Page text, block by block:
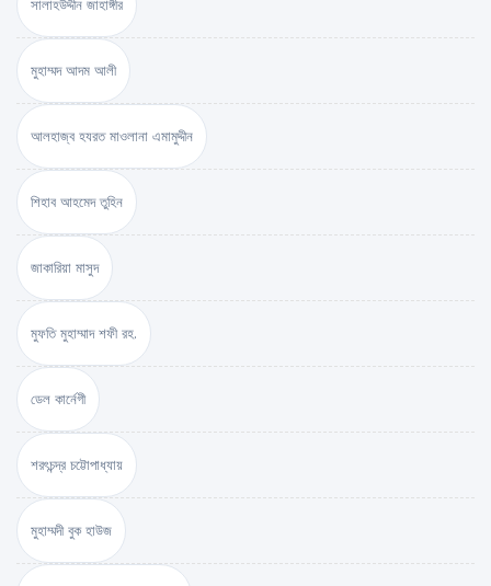
সালাহউদ্দীন জাহাঙ্গীর
মুহাম্মদ আদম আলী
আলহাজ্ব হযরত মাওলানা এমামুদ্দীন
শিহাব আহমেদ তুহিন
জাকারিয়া মাসুদ
মুফতি মুহাম্মাদ শফী রহ.
ডেল কার্নেগী
শরৎচন্দ্র চট্টোপাধ্যায়
মুহাম্মদী বুক হাউজ